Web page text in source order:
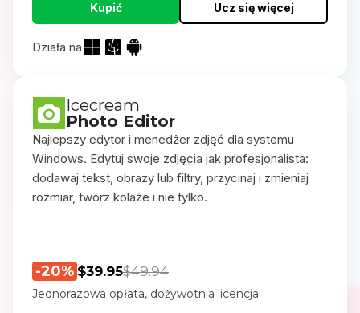
Kupić Ucz się więcej
Działa na
Icecream
Photo Editor
Najlepszy edytor i menedżer zdjęć dla systemu
Windows. Edytuj swoje zdjęcia jak profesjonalista:
dodawaj tekst, obrazy lub filtry, przycinaj i zmieniaj
rozmiar, twórz kolaże i nie tylko.
-20% $39.95$49.94
Jednorazowa opłata, dożywotnia licencja